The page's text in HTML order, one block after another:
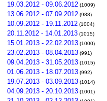
19.03.2012 - 09.06.2012 (1009)
13.06.2012 - 07.09.2012 (988)
10.09.2012 - 19.11.2012 (1004)
20.11.2012 - 14.01.2013 (1015)
15.01.2013 - 22.02.2013 (1000)
23.02.2013 - 08.04.2013 (991)
09.04.2013 - 31.05.2013 (1015)
01.06.2013 - 18.07.2013 (992)
19.07.2013 - 03.09.2013 (1014)
04.09.2013 - 20.10.2013 (1001)